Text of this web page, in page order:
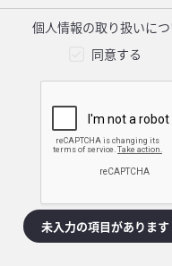
個人情報の取り扱いに
同意する
未入力の項目があります